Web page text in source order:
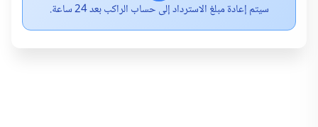
سيتم إعادة مبلغ الاسترداد إلى حساب الراكب بعد 24 ساعة.